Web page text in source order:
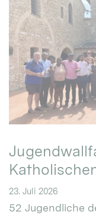
23. Juli 2026
52 Jugendliche